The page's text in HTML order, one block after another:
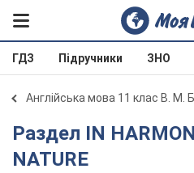
ГДЗ Підручники ЗНО
Англійська мова 11 клас В. М.
Раздел IN HARMONY WITH
NATURE